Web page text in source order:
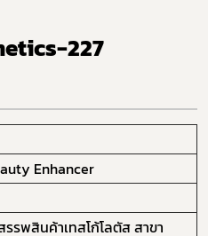
227
Enhancer
รพสินค้าเทสโก้โลตัส สาขา